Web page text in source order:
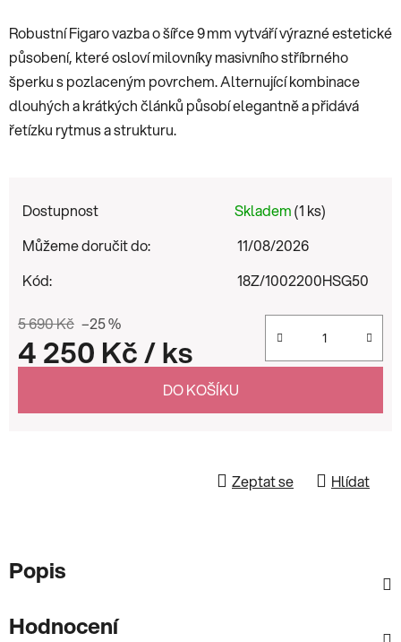
Robustní Figaro vazba o šířce 9 mm vytváří výrazné estetické
působení, které osloví milovníky masivního stříbrného
šperku s pozlaceným povrchem. Alternující kombinace
dlouhých a krátkých článků působí elegantně a přidává
řetízku rytmus a strukturu.
Dostupnost Skladem(1 ks)
Můžeme doručit do:
11/08/2026
Kód:
18Z/1002200HSG50
5 690 Kč –25 %
4 250 Kč/ ks
DO KOŠÍKU
Zeptat se Hlídat
Popis
Hodnocení